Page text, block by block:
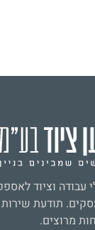
וציוד
תודעת שירות
מרוצים.